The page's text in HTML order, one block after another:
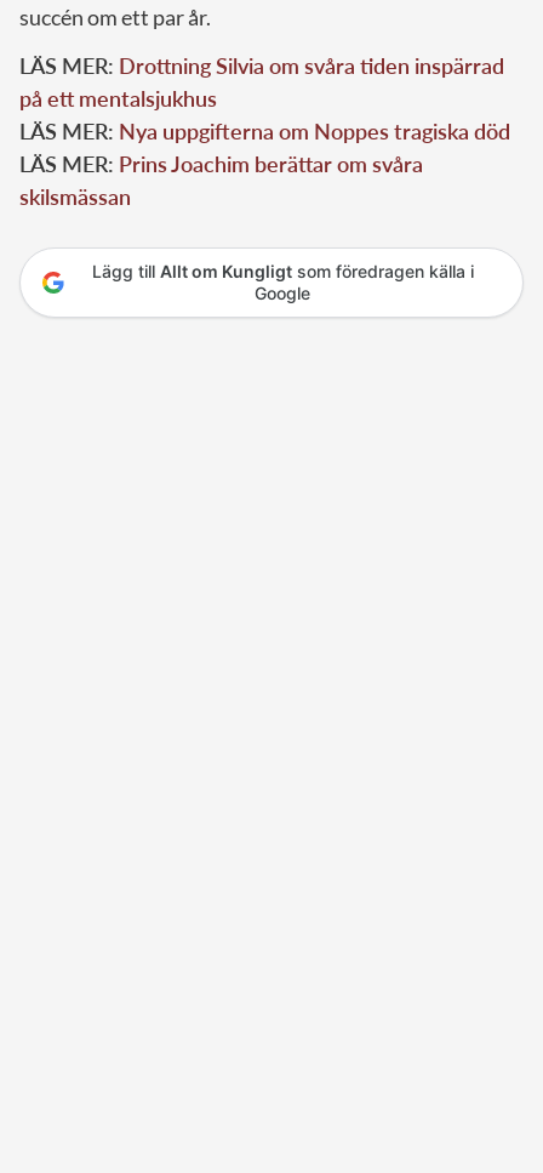
succén om ett par år.
LÄS MER: Drottning Silvia om svåra tiden inspärrad
på ett mentalsjukhus
LÄS MER: Nya uppgifterna om Noppes tragiska död
LÄS MER: Prins Joachim berättar om svåra
skilsmässan
Lägg till Allt om Kungligtsom föredragen källa i
Google